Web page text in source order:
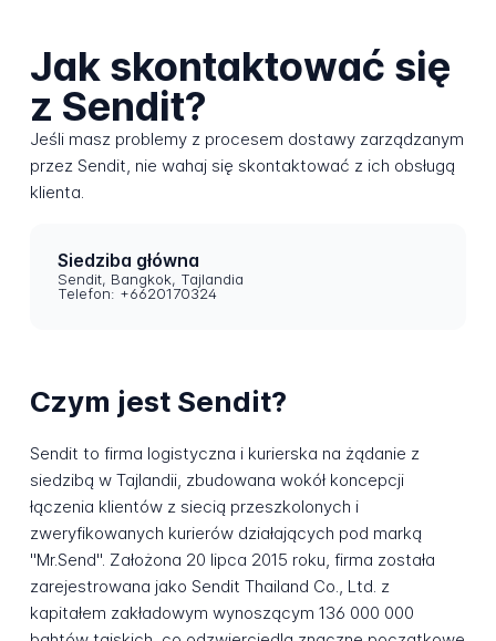
Jak skontaktować się
z Sendit?
Jeśli masz problemy z procesem dostawy zarządzanym
przez Sendit, nie wahaj się skontaktować z ich obsługą
klienta.
Siedziba główna
Sendit, Bangkok, Tajlandia
Telefon: +6620170324
Czym jest Sendit?
Sendit to firma logistyczna i kurierska na żądanie z
siedzibą w Tajlandii, zbudowana wokół koncepcji
łączenia klientów z siecią przeszkolonych i
zweryfikowanych kurierów działających pod marką
"Mr.Send". Założona 20 lipca 2015 roku, firma została
zarejestrowana jako Sendit Thailand Co., Ltd. z
kapitałem zakładowym wynoszącym 136 000 000